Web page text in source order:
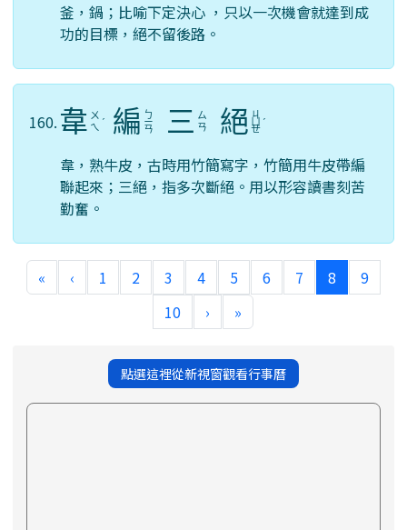
釜，鍋；比喻下定決心 ，只以一次機會就達到成
功的目標，絕不留後路。
160. 韋 ㄨ
ㄟ ˊ 編 ㄅ
ㄧ
ㄢ 三 ㄙ
ㄢ
絕 ㄐ
ㄩ
ㄝ
ˊ
韋，熟牛皮，古時用竹簡寫字，竹簡用牛皮帶編
聯起來；三絕，指多次斷絕。用以形容讀書刻苦
勤奮。
« ‹ 1 2 3 4 5 6 7 8 (current)
9
10
› »
點選這裡從新視窗觀看行事曆